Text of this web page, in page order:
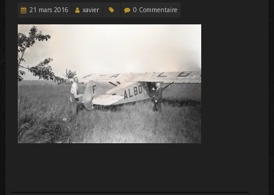
21 mars 2016 xavier 0 Commentaire